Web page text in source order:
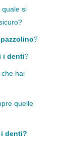
quale si
?
i denti?
hai
quelle
denti?